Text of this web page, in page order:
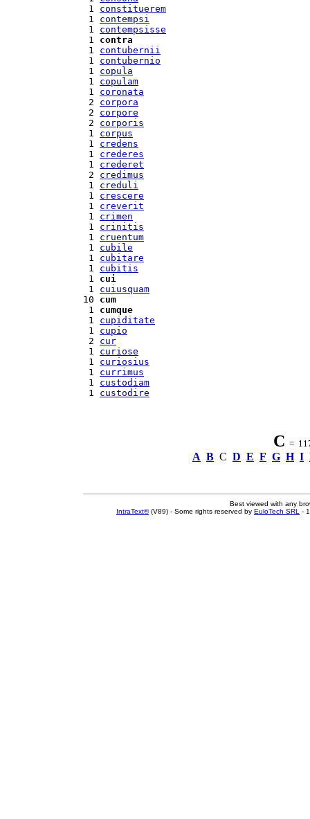
1 constituerem
1 contempsi
1 contempsisse
1 contra
1 contubernii
1 contubernio
1 copula
1 copulam
1 coronata
2 corpora
2 corpore
2 corporis
1 corpus
1 credens
1 crederes
1 crederet
2 credimus
1 creduli
1 crescere
1 creverit
1 crimen
1 crinitis
1 cruentum
1 cubile
1 cubitare
1 cubitis
1 cui
1 cuiusquam
10 cum
1 cumque
1 cupiditate
1 cupio
2 cur
1 curiose
1 curiosius
1 currimus
1 custodiam
1 custodire
C =
A B C D E F G H I
Best viewed with any
IntraText®(V89) - Some rights reserved by EuloTech SRL -